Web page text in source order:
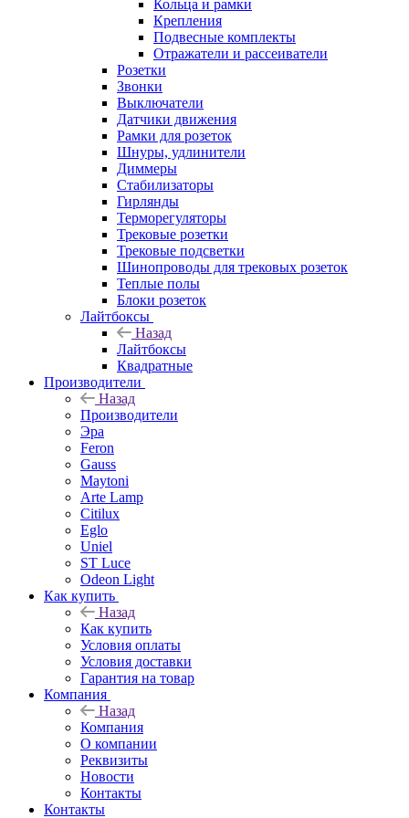
Кольца и рамки
Крепления
Подвесные комплекты
Отражатели и рассеиватели
Розетки
Звонки
Выключатели
Датчики движения
Рамки для розеток
Шнуры, удлинители
Диммеры
Стабилизаторы
Гирлянды
Терморегуляторы
Трековые розетки
Трековые подсветки
Шинопроводы для трековых розеток
Теплые полы
Блоки розеток
Лайтбоксы
Назад
Лайтбоксы
Квадратные
Производители
Назад
Производители
Эра
Feron
Gauss
Maytoni
Arte Lamp
Citilux
Eglo
Uniel
ST Luce
Odeon Light
Как купить
Назад
Как купить
Условия оплаты
Условия доставки
Гарантия на товар
Компания
Назад
Компания
О компании
Реквизиты
Новости
Контакты
Контакты